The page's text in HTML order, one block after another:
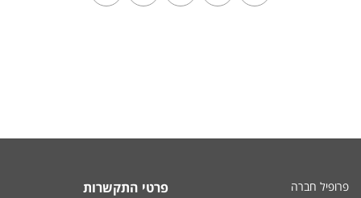
פרופיל חברה
פרטי התקשרות